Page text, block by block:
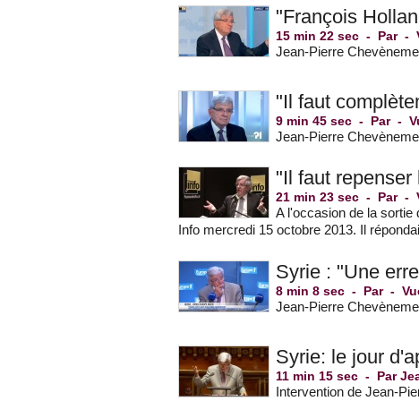
"François
15 min 22 sec - Par -
Jean-Pierre
"Il faut
9 min 45 sec - Par -
Jean-Pierre
"Il faut
21 min 23 sec - Par -
A l'occasion de la sortie
Info mercredi 15 octobre 2013. Il
Syrie : "Une
8 min 8 sec - Par -
Jean-Pierre
Syrie: le jour
11 min 15 sec - Par
Intervention de Jean-